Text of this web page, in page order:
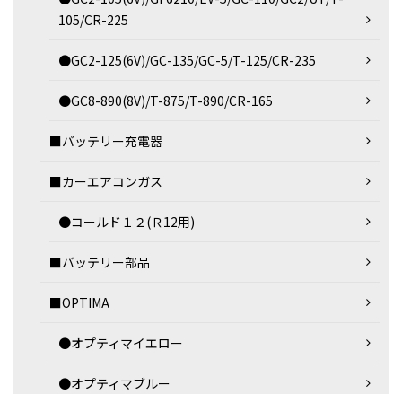
105/CR-225
●GC2-125(6V)/GC-135/GC-5/T-125/CR-235
●GC8-890(8V)/T-875/T-890/CR-165
■バッテリー充電器
■カーエアコンガス
●コールド１２(Ｒ12用)
■バッテリー部品
■OPTIMA
●オプティマイエロー
●オプティマブルー